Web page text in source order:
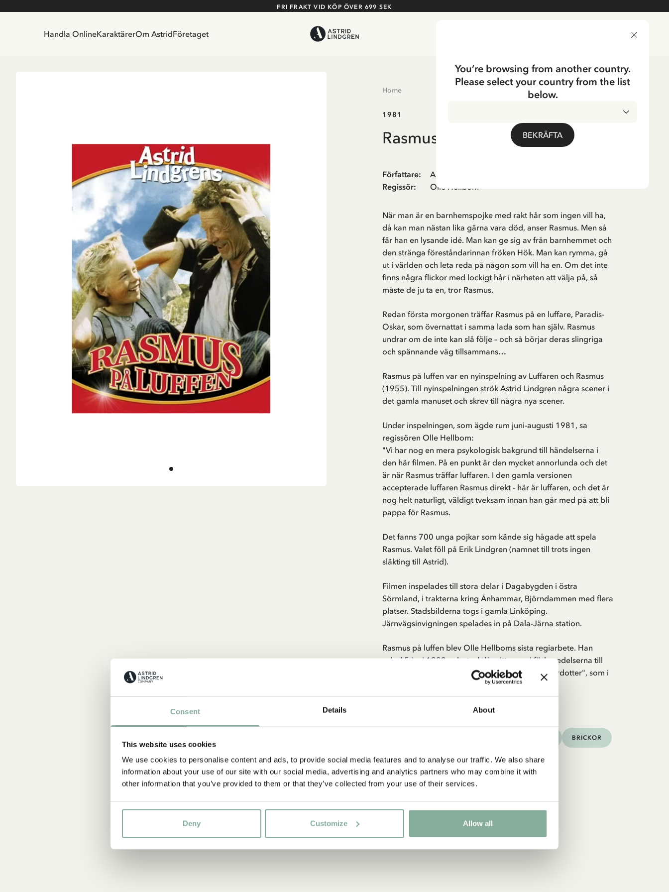
Consent Details About
This website uses cookies
We use cookies to personalise content and ads, to provide social media features and to analyse our traffic. We also share
information about your use of our site with our social media, advertising and analytics partners who may combine it with
other information that you’ve provided to them or that they’ve collected from your use of their services.
Deny Customize Allow all
FRI FRAKT VID KÖP ÖVER 699 SEK
Handla OnlineKaraktärerOm AstridFöretaget
Home
1981
Rasmus på luffen
Författare:
Astrid Lindgren
Regissör: Olle Hellbom
När man är en barnhemspojke med rakt hår som ingen vill ha,
då kan man nästan lika gärna vara död, anser Rasmus. Men så
får han en lysande idé. Man kan ge sig av från barnhemmet och
den stränga föreståndarinnan fröken Hök. Man kan rymma, gå
ut i världen och leta reda på någon som vill ha en. Om det inte
finns några flickor med lockigt hår i närheten att välja på, så
måste de ju ta en, tror Rasmus.
Redan första morgonen träffar Rasmus på en luffare, Paradis-
Oskar, som övernattat i samma lada som han själv. Rasmus
undrar om de inte kan slå följe – och så börjar deras slingriga
och spännande väg tillsammans…
Rasmus på luffen var en nyinspelning av Luffaren och Rasmus
(1955). Till nyinspelningen strök Astrid Lindgren några scener i
det gamla manuset och skrev till några nya scener.
Under inspelningen, som ägde rum juni-augusti 1981, sa
regissören Olle Hellbom:
"Vi har nog en mera psykologisk bakgrund till händelserna i
den här filmen. På en punkt är den mycket annorlunda och det
är när Rasmus träffar luffaren. I den gamla versionen
accepterade luffaren Rasmus direkt - här är luffaren, och det är
nog helt naturligt, väldigt tveksam innan han går med på att bli
pappa för Rasmus.
Det fanns 700 unga pojkar som kände sig hågade att spela
Rasmus. Valet föll på Erik Lindgren (namnet till trots ingen
släkting till Astrid).
Filmen inspelades till stora delar i Dagabygden i östra
Sörmland, i trakterna kring Ånhammar, Björndammen med flera
platser. Stadsbilderna togs i gamla Linköping.
Järnvägsinvigningen spelades in på Dala-Järna station.
Rasmus på luffen blev Olle Hellboms sista regiarbete. Han
avled 5 juni 1982 och stod då mitt uppe i förberedelserna till
en filmatisering av Astrid Lindgrens "Ronja Rövardotter", som i
stället kom att regisseras av Tage Danielsson.
BRICKOR
You’re browsing from another country.
Please select your country from the list
below.
BEKRÄFTA